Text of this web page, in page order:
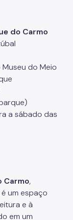
do Carmo
do Meio
a sábado das
Carmo,
um espaço
e à
em um